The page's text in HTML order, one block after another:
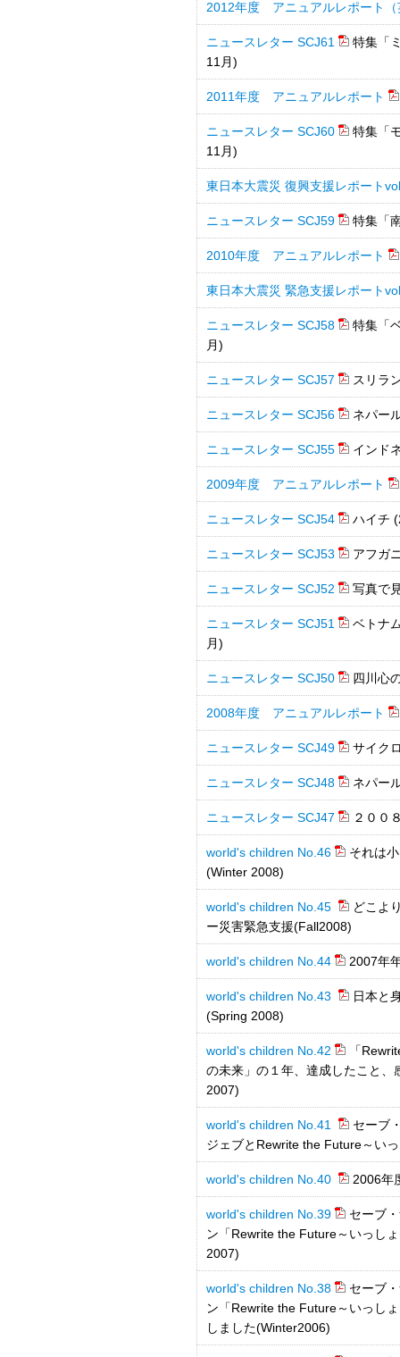
2012年度 アニュアルレポート（
ニュースレター SCJ61
特集「
11月)
2011年度 アニュアルレポート
ニュースレター SCJ60
特集「
11月)
東日本大震災 復興支援レポート
ニュースレター SCJ59 特集「
2010年度 アニュアルレポート
東日本大震災 緊急支援レポート
ニュースレター SCJ58
特集「
月)
ニュースレター SCJ57 スリラ
ニュースレター SCJ56 ネパー
ニュースレター SCJ55 インド
2009年度 アニュアルレポート
ニュースレター SCJ54 ハイチ
ニュースレター SCJ53 アフガ
ニュースレター SCJ52 写真で
ニュースレター SCJ51
ベトナ
月)
ニュースレター SCJ50 四川心
2008年度 アニュアルレポート
ニュースレター SCJ49 サイク
ニュースレター SCJ48 ネパー
ニュースレター SCJ47 ２００
world's children No.46
それは
(Winter 2008)
world's children No.45
どこよ
ー災害緊急支援(Fall2008)
world's children No.44 2007年
world's children No.43
日本と
(Spring 2008)
world's children No.42
「
の未来」の１年、達成したこと
2007)
world's children No.41
セーブ
ジェブとRewrite the Future～い
world's children No.40 2006年
world's children No.39
セーブ
ン「Rewrite the Future～いっし
2007)
world's children No.38
セーブ
ン「Rewrite the Future～いっし
しました(Winter2006)